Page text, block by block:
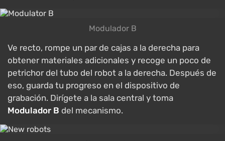
Modulador B
Ve recto, rompe un par de cajas a la derecha para
obtener materiales adicionales y recoge un poco de
petrichor del tubo del robot a la derecha. Después de
eso, guarda tu progreso en el dispositivo de
grabación. Dirígete a la sala central y toma
Modulador B del mecanismo.